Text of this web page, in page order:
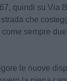
quindi su Via
che
come sempre
le nuove